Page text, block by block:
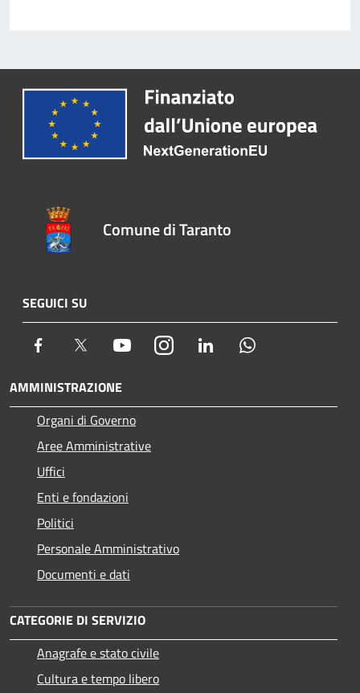
Comune di Taranto
SEGUICI SU
Facebook Twitter YoutubeInstagram LinkedIn
AMMINISTRAZIONE
Organi di Governo
Aree Amministrative
Uffici
Enti e fondazioni
Politici
Personale Amministrativo
Documenti e dati
CATEGORIE DI SERVIZIO
Anagrafe e stato civile
Cultura e tempo libero